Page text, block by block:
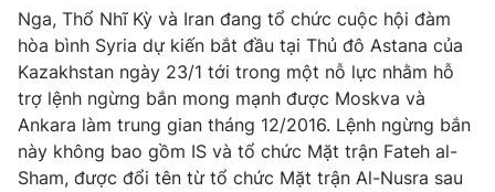
Chuyên mục khác
Emagazine Podcast
Photo Infographic
Nga, Thổ Nhĩ Kỳ và Iran đang tổ chức cuộc hội đàm
hòa bình Syria dự kiến bắt đầu tại Thủ đô Astana của
Kazakhstan ngày 23/1 tới trong một nỗ lực nhằm hỗ
trợ lệnh ngừng bắn mong mạnh được Moskva và
Ankara làm trung gian tháng 12/2016. Lệnh ngừng bắn
này không bao gồm IS và tổ chức Mặt trận Fateh al-
Sham, được đổi tên từ tổ chức Mặt trận Al-Nusra sau